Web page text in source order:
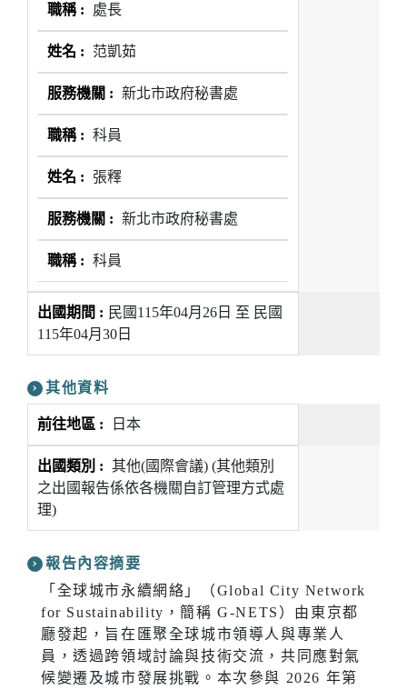
處長
范凱茹
新北市政府秘書處
科員
張釋
新北市政府秘書處
科員
民國115年04月26日 至 民國
115年04月30日
其他資料
日本
其他(國際會議) (其他類別
之出國報告係依各機關自訂管理方式處
理)
報告內容摘要
「全球城市永續網絡」（Global City Network
for Sustainability，簡稱 G-NETS）由東京都
廳發起，旨在匯聚全球城市領導人與專業人
員，透過跨領域討論與技術交流，共同應對氣
候變遷及城市發展挑戰。本次參與 2026 年第